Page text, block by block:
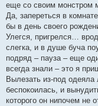
еще со своим монстром
Да, запереться в
бы в день своего
Улегся, пригрелся…
слегка, и в душе буча
подряд – пауза – еще
всегда знали – это я
Вылезать из-под одеяла
беспокоилась, и
которого он нипочем не